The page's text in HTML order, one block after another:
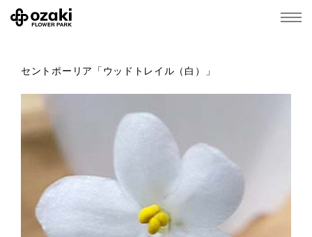
セントポーリア「ウッドトレイル（白）」